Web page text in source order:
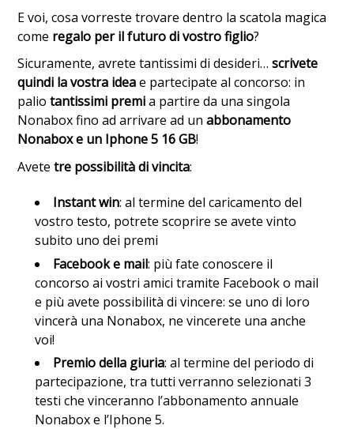
E voi, cosa vorreste trovare dentro la scatola magica
come regalo per il futuro di vostro figlio?
Sicuramente, avrete tantissimi di desideri… scrivete
quindi la vostra ideae partecipate al concorso: in
paliotantissimi premia partire da una singola
Nonabox fino ad arrivare ad unabbonamento
Nonabox e un Iphone 5 16 GB!
Avetetre possibilità di vincita:
Instant win: al termine del caricamento del
vostro testo, potrete scoprire se avete vinto
subito uno dei premi
Facebook e mail: più fate conoscere il
concorso ai vostri amici tramite Facebook o mail
e più avete possibilità di vincere: se uno di loro
vincerà una Nonabox, ne vincerete una anche
voi!
Premio della giuria: al termine del periodo di
partecipazione, tra tutti verranno selezionati 3
testi che vinceranno l’abbonamento annuale
Nonabox e l’Iphone 5.